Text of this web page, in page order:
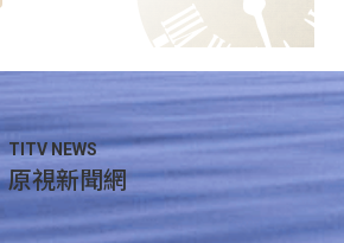
TITV NEWS
原視新聞網